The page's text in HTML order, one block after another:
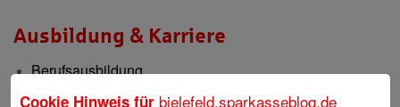
Ausbildung & Karriere
Berufsausbildung
Berufsorientierung & Praktikum
Cookie Hinweis für bielefeld.sparkasseblog.de